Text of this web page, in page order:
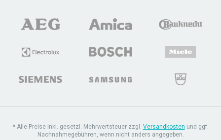
* Alle Preise inkl. gesetzl. Mehrwertsteuer zzgl. Versandkosten und ggf.
Nachnahmegebühren, wenn nicht anders angegeben.